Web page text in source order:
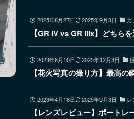
2025年8月27日 2025年9月3日 カ
【GR IV vs GR IIIx】どちら
2023年8月10日 2025年12月3日
【花火写真の撮り方】最高
2023年4月18日 2025年9月3日 レ
【レンズレビュー】ポート